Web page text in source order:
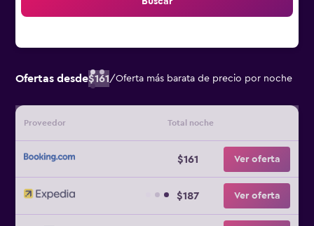
Ofertas desde$161/Oferta más barata de precio por noche
Proveedor Total noche
$161 Ver oferta
$187 Ver oferta